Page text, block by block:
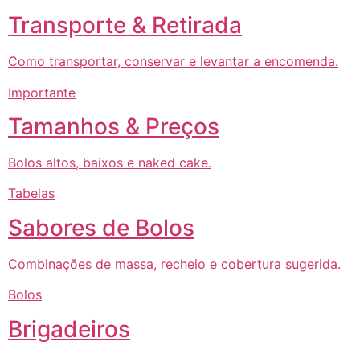
Transporte & Retirada
Como transportar, conservar e levantar a encomenda.
Importante
Tamanhos & Preços
Bolos altos, baixos e naked cake.
Tabelas
Sabores de Bolos
Combinações de massa, recheio e cobertura sugerida.
Bolos
Brigadeiros